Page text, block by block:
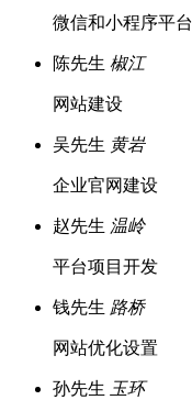
微信和小程序平台
陈先生 椒江
网站建设
吴先生 黄岩
企业官网建设
赵先生 温岭
平台项目开发
钱先生 路桥
网站优化设置
孙先生 玉环